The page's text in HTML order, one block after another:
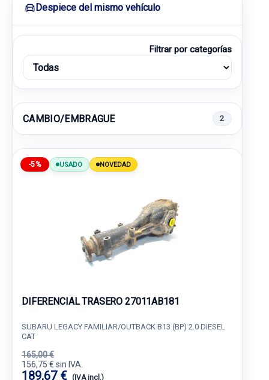
Despiece del mismo vehículo
Filtrar por categorías
CAMBIO/EMBRAGUE 2
-5% USADO NOVEDAD
DIFERENCIAL TRASERO 27011AB181
SUBARU LEGACY FAMILIAR/OUTBACK B13 (BP) 2.0 DIESEL
CAT
165,00 €
156,75 € sin IVA.
189,67 € (IVA incl.)